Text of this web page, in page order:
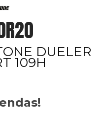
DUELER
109H